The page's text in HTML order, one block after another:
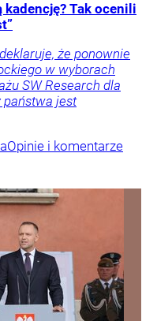
kadencję? Tak ocenili
że ponownie
w wyborach
SW Research dla
państwa jest
Opinie i komentarze